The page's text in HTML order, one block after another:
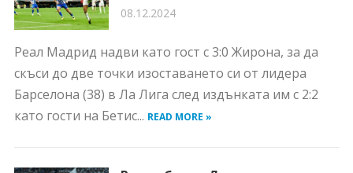
08.12.2024
Реал Мадрид надви като гост с 3:0 Жирона, за да
скъси до две точки изоставането си от лидера
Барселона (38) в Ла Лига след издънката им с 2:2
като гости на Бетис... READ MORE »